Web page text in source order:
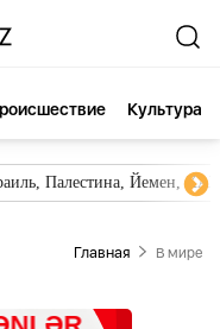
Культура
Палестина, Йемен,
Главная В мире